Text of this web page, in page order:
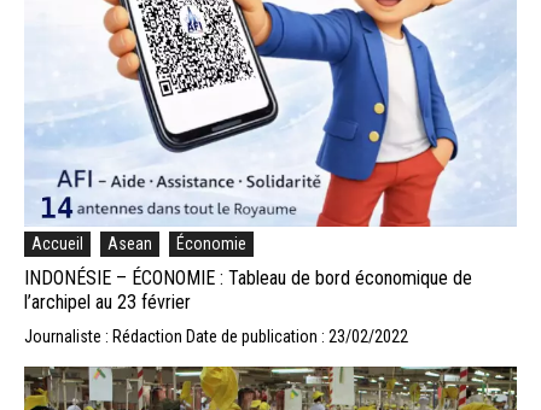
Accueil Asean Économie
INDONÉSIE – ÉCONOMIE : Tableau de bord économique de
l’archipel au 23 février
Journaliste : Rédaction Date de publication : 23/02/2022